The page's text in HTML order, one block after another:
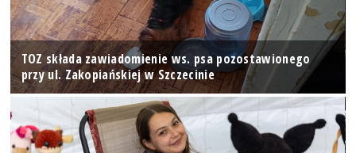
TOZ składa zawiadomienie ws. psa pozostawionego
przy ul. Zakopiańskiej w Szczecinie